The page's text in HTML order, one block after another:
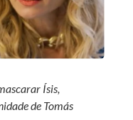
Ísis,
de Tomás